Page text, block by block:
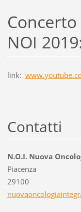
NOI
link:
Contatti
N.O.I. Nuova
Piacenza
29100
nuovaoncologiain